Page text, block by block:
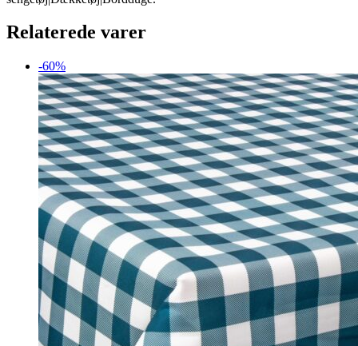
Relaterede varer
-60%